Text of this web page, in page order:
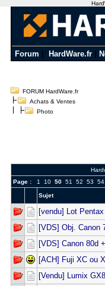
Forum HardWare.fr
FORUM HardWare.fr
Achats & Ventes
Photo
Page :
1 10 50 51 52 53 54
Sujet
[vendu] Lot
[VDS] Obj. Canon
[VDS] Canon 80d
[ACH] Fuji XC ou
[Vendu] Lumix